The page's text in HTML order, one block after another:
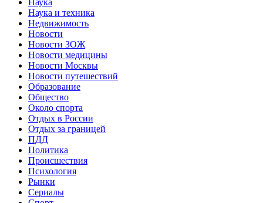
Наука и техника
Недвижимость
Новости
Новости ЗОЖ
Новости медицины
Новости Москвы
Новости путешествий
Образование
Общество
Около спорта
Отдых в России
Отдых за границей
ПДД
Политика
Происшествия
Психология
Рынки
Сериалы